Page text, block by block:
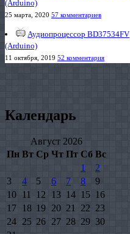
(Arduino)
25 марта, 2020 57 комментариев
Аудиопроцессор BD37534FV
(Arduino)
11 октября, 2019 52 комментария
Календарь
Август 2026
Пн Вт Ср Чт Пт Сб Вс
1
2
3
4 5 6 7 8
9
10 11 12 13 14 15 16
17 18 19 20 21 22 23
24 25 26 27 28 29 30